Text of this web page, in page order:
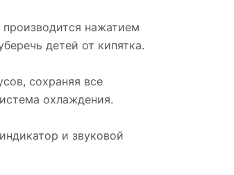
нажатием
детей от кипятка.
сохраняя все
охлаждения.
и звуковой